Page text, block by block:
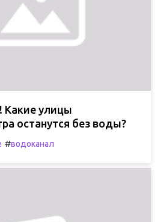
Какие улицы
останутся без воды?
#водоканал